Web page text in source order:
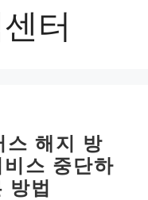
터
스 해지 방
스 중단하
방법